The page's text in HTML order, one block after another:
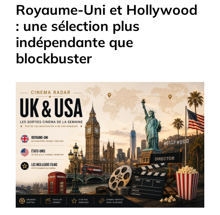
Royaume-Uni et Hollywood
: une sélection plus
indépendante que
blockbuster